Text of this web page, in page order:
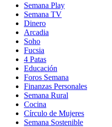
Semana Play
Semana TV
Dinero
Arcadia
Soho
in
new
window
Fucsia
in
new
window
4 Patas
Educación
Foros Semana
Finanzas Personales
Semana Rural
Cocina
Círculo de Mujeres
Semana Sostenible